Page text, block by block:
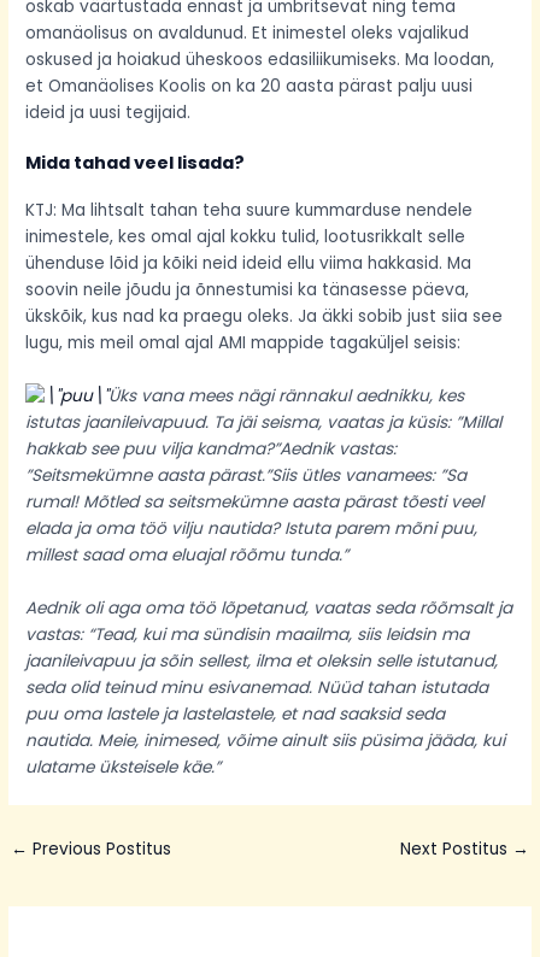
oskab väärtustada ennast ja ümbritsevat ning tema
omanäolisus on avaldunud. Et inimestel oleks vajalikud
oskused ja hoiakud üheskoos edasiliikumiseks. Ma loodan,
et Omanäolises Koolis on ka 20 aasta pärast palju uusi
ideid ja uusi tegijaid.
Mida tahad veel lisada?
KTJ: Ma lihtsalt tahan teha suure kummarduse nendele
inimestele, kes omal ajal kokku tulid, lootusrikkalt selle
ühenduse lõid ja kõiki neid ideid ellu viima hakkasid. Ma
soovin neile jõudu ja õnnestumisi ka tänasesse päeva,
ükskõik, kus nad ka praegu oleks. Ja äkki sobib just siia see
lugu, mis meil omal ajal AMI mappide tagaküljel seisis:
Üks vana mees nägi rännakul aednikku, kes
istutas jaanileivapuud. Ta jäi seisma, vaatas ja küsis: ”Millal
hakkab see puu vilja kandma?”Aednik vastas:
”Seitsmekümne aasta pärast.”Siis ütles vanamees: ”Sa
rumal! Mõtled sa seitsmekümne aasta pärast tõesti veel
elada ja oma töö vilju nautida? Istuta parem mõni puu,
millest saad oma eluajal rõõmu tunda.”
Aednik oli aga oma töö lõpetanud, vaatas seda rõõmsalt ja
vastas: “Tead, kui ma sündisin maailma, siis leidsin ma
jaanileivapuu ja sõin sellest, ilma et oleksin selle istutanud,
seda olid teinud minu esivanemad. Nüüd tahan istutada
puu oma lastele ja lastelastele, et nad saaksid seda
nautida. Meie, inimesed, võime ainult siis püsima jääda, kui
ulatame üksteisele käe.”
← Previous Postitus Next Postitus →